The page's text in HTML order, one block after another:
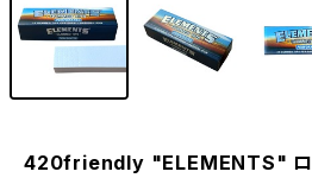
420friendly "ELEMENTS" ロ